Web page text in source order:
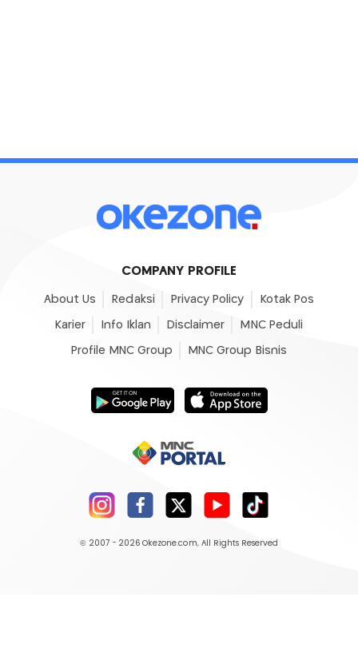
COMPANY PROFILE
About Us Redaksi Privacy Policy Kotak Pos
Karier Info Iklan Disclaimer MNC Peduli
Profile MNC Group MNC Group Bisnis
© 2007 - 2026 Okezone.com, All Rights Reserved